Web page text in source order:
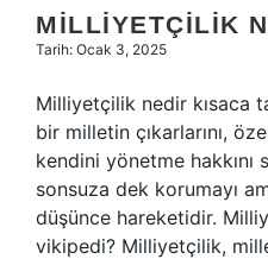
MILLIYETÇILIK
Tarih: Ocak 3, 2025
Milliyetçilik nedir kısaca
bir milletin çıkarlarını,
kendini yönetme hakkını
sonsuza dek korumayı
düşünce hareketidir.
vikipedi? Milliyetçilik,